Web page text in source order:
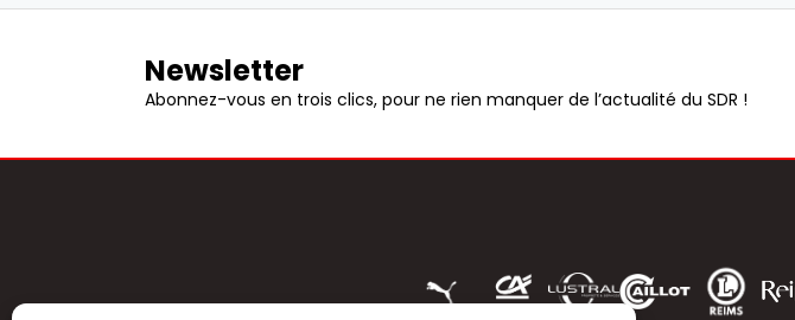
Newsletter
Abonnez-vous en trois clics, pour ne rien manquer de l’actualité du SDR !